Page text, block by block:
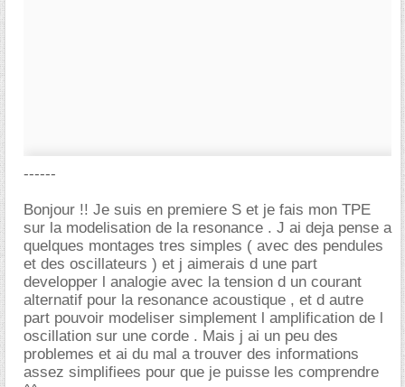
------
Bonjour !! Je suis en premiere S et je fais mon TPE
sur la modelisation de la resonance . J ai deja pense a
quelques montages tres simples ( avec des pendules
et des oscillateurs ) et j aimerais d une part
developper l analogie avec la tension d un courant
alternatif pour la resonance acoustique , et d autre
part pouvoir modeliser simplement l amplification de l
oscillation sur une corde . Mais j ai un peu des
problemes et ai du mal a trouver des informations
assez simplifiees pour que je puisse les comprendre